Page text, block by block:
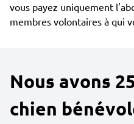
vous payez uniquement
membres volontaires à qui
Nous avons
chien